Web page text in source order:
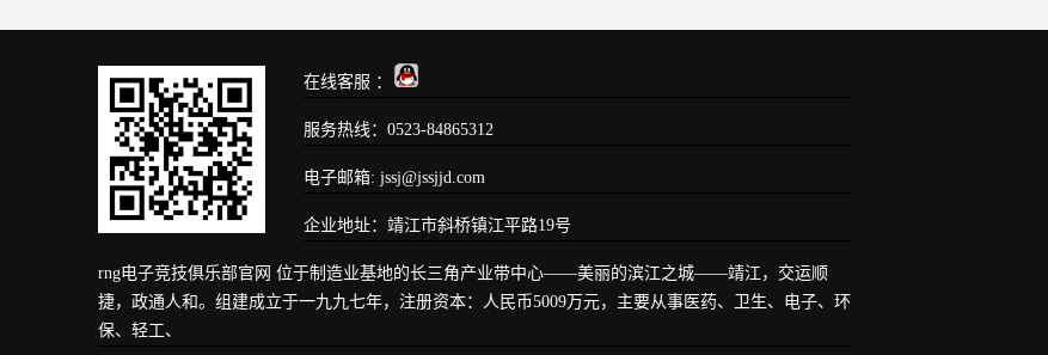
在线客服 ：
服务热线：0523-84865312
电子邮箱:jssj@jssjjd.com
企业地址：靖江市斜桥镇江平路19号
rng电子竞技俱乐部官网 位于制造业基地的长三角产业带中心——美丽的滨江之城——靖江，交运顺
捷，政通人和。组建成立于一九九七年，注册资本：人民币5009万元，主要从事医药、卫生、电子、环
保、轻工、